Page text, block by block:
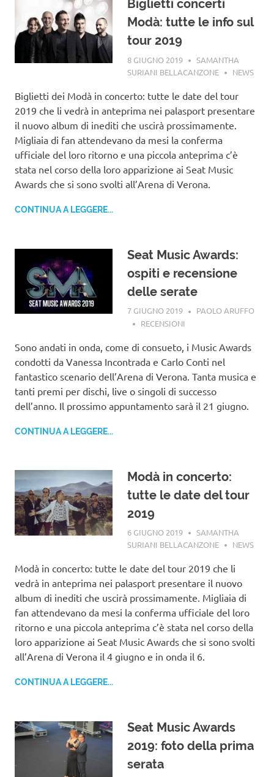
Biglietti concerti
Modà: tutte le info sul
tour 2019
8 GIUGNO 2019
SAMANTHA
SURIANI BELLACANZONE
NEWS
Biglietti dei Modà in concerto: tutte le date del tour
2019 che li vedrà in anteprima nei palasport presentare
il nuovo album di inediti che uscirà prossimamente.
Migliaia di fan attendevano da mesi la conferma
ufficiale del loro ritorno e una piccola anteprima c’è
stata nel corso della loro apparizione ai Seat Music
Awards che si sono svolti all’Arena di Verona.
CONTINUA A LEGGERE...
Seat Music Awards:
ospiti e recensione
delle serate
7 GIUGNO 2019
PAOLO ARUFFO
RECENSIONI
Sono andati in onda, come di consueto, i Music Awards
condotti da Vanessa Incontrada e Carlo Conti nel
fantastico scenario dell’Arena di Verona. Tanta musica e
tanti premi per dischi, live o singoli di successo
dell’anno. Il prossimo appuntamento sarà il 21 giugno.
CONTINUA A LEGGERE...
Modà in concerto:
tutte le date del tour
2019
6 GIUGNO 2019
SAMANTHA
SURIANI BELLACANZONE
NEWS
Modà in concerto: tutte le date del tour 2019 che li
vedrà in anteprima nei palasport presentare il nuovo
album di inediti che uscirà prossimamente. Migliaia di
fan attendevano da mesi la conferma ufficiale del loro
ritorno e una piccola anteprima c’è stata nel corso della
loro apparizione ai Seat Music Awards che si sono svolti
all’Arena di Verona il 4 giugno e in onda il 6.
CONTINUA A LEGGERE...
Seat Music Awards
2019: foto della prima
serata